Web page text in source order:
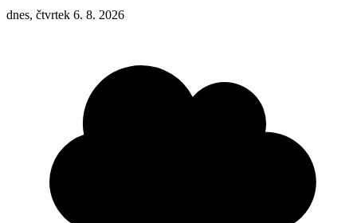
dnes, čtvrtek 6. 8. 2026